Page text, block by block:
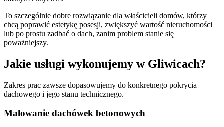
To szczególnie dobre rozwiązanie dla właścicieli domów, którzy
chcą poprawić estetykę posesji, zwiększyć wartość nieruchomości
lub po prostu zadbać o dach, zanim problem stanie się
poważniejszy.
Jakie usługi wykonujemy w Gliwicach?
Zakres prac zawsze dopasowujemy do konkretnego pokrycia
dachowego i jego stanu technicznego.
Malowanie dachówek betonowych